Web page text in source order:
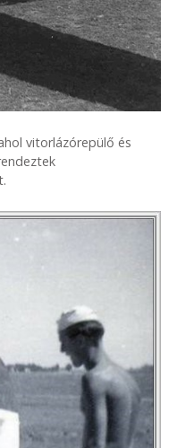
vitorlázórepülő és